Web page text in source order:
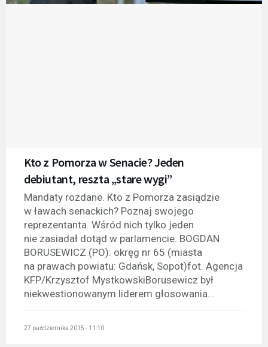
Kto z Pomorza w Senacie? Jeden
debiutant, reszta „stare wygi”
Mandaty rozdane. Kto z Pomorza zasiądzie
w ławach senackich? Poznaj swojego
reprezentanta. Wśród nich tylko jeden
nie zasiadał dotąd w parlamencie. BOGDAN
BORUSEWICZ (PO): okręg nr 65 (miasta
na prawach powiatu: Gdańsk, Sopot)fot. Agencja
KFP/Krzysztof MystkowskiBorusewicz był
niekwestionowanym liderem głosowania...
27 października 2015 - 11:10